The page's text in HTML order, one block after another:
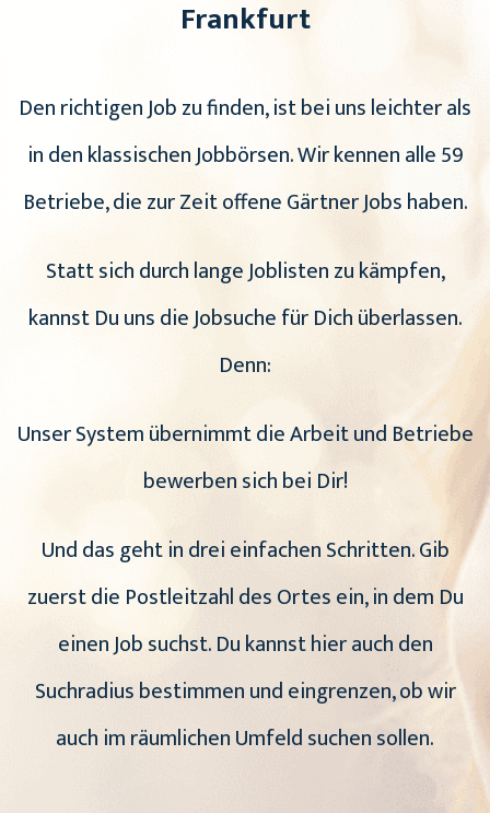
Frankfurt
Den richtigen Job zu finden, ist bei uns leichter als
in den klassischen Jobbörsen. Wir kennen alle 59
Betriebe, die zur Zeit offene Gärtner Jobs haben.
Statt sich durch lange Joblisten zu kämpfen,
kannst Du uns die Jobsuche für Dich überlassen.
Denn:
Unser System übernimmt die Arbeit und Betriebe
bewerben sich bei Dir!
Und das geht in drei einfachen Schritten. Gib
zuerst die Postleitzahl des Ortes ein, in dem Du
einen Job suchst. Du kannst hier auch den
Suchradius bestimmen und eingrenzen, ob wir
auch im räumlichen Umfeld suchen sollen.